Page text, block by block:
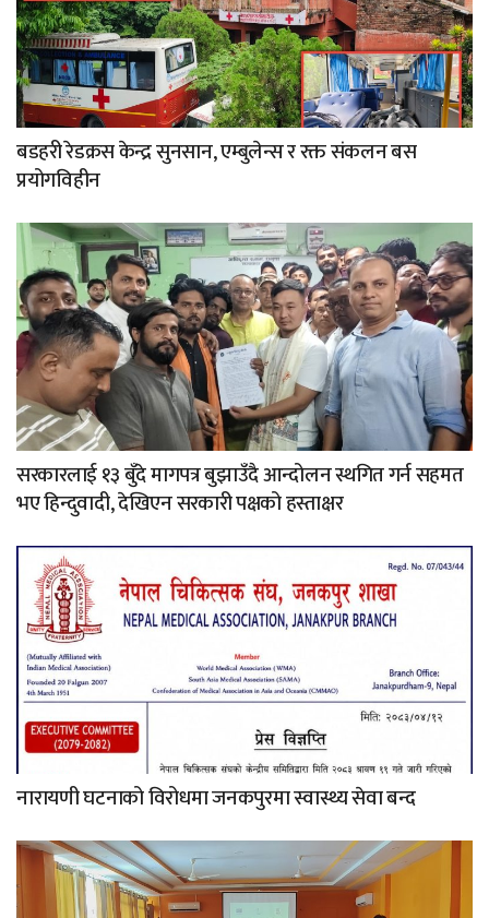
बडहरी रेडक्रस केन्द्र सुनसान, एम्बुलेन्स र रक्त संकलन बस
प्रयोगविहीन
सरकारलाई १३ बुँदे मागपत्र बुझाउँदै आन्दोलन स्थगित गर्न सहमत
भए हिन्दुवादी, देखिएन सरकारी पक्षको हस्ताक्षर
नारायणी घटनाको विरोधमा जनकपुरमा स्वास्थ्य सेवा बन्द